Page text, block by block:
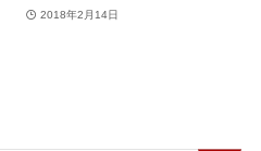
2018年2月14日